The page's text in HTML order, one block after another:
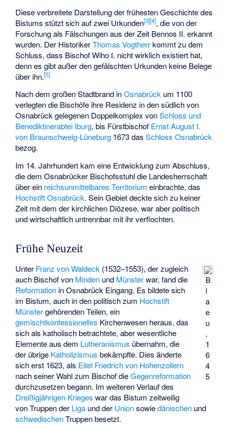
Diese verbreitete Darstellung der frühesten Geschichte des
Bistums stützt sich auf zwei Urkunden[3][4], die von der
Forschung als Fälschungen aus der Zeit Bennos II. erkannt
wurden. Der HistorikerThomas Vogtherrkommt zu dem
Schluss, dass Bischof Wiho I. nicht wirklich existiert hat,
denn es gibt außer den gefälschten Urkunden keine Belege
über ihn.[5]
Nach dem großen Stadtbrand inOsnabrück um 1100
verlegten die Bischöfe ihre Residenz in den südlich von
Osnabrück gelegenen Doppelkomplex vonSchloss und
Benediktinerabtei Iburg, bis Fürstbischof Ernst August I.
von Braunschweig-Lüneburg 1673 dasSchloss Osnabrück
bezog.
Im 14. Jahrhundert kam eine Entwicklung zum Abschluss,
die dem Osnabrücker Bischofsstuhl die Landesherrschaft
über ein reichsunmittelbares Territorium einbrachte, das
Hochstift Osnabrück. Sein Gebiet deckte sich zu keiner
Zeit mit dem der kirchlichen Diözese, war aber politisch
und wirtschaftlich untrennbar mit ihr verflochten.
Frühe Neuzeit
B
l
a
e
u
,
1
6
4
5
Unter Franz von Waldeck (1532–1553), der zugleich
auch Bischof von Minden und Münsterwar, fand die
Reformation in Osnabrück Eingang. Es bildete sich
im Bistum, auch in den politisch zum Hochstift
Münstergehörenden Teilen, ein
gemischtkonfessionelles Kirchenwesen heraus, das
sich als katholisch betrachtete, aber wesentliche
Elemente aus dem Lutheranismus übernahm, die
der übrige Katholizismus bekämpfte. Dies änderte
sich erst 1623, als Eitel Friedrich von Hohenzollern
nach seiner Wahl zum Bischof dieGegenreformation
durchzusetzen begann. Im weiteren Verlauf des
Dreißigjährigen Krieges war das Bistum zeitweilig
von Truppen der Liga und der Unionsowiedänischen und
schwedischenTruppen besetzt.